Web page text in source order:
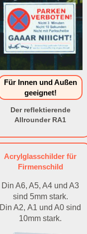
Für Innen und Außen
geeignet!
Der reflektierende
Allrounder RA1
Acrylglasschilder für
Firmenschild
Din A6, A5, A4 und A3
sind 5mm stark.
Din A2, A1 und A0 sind
10mm stark.